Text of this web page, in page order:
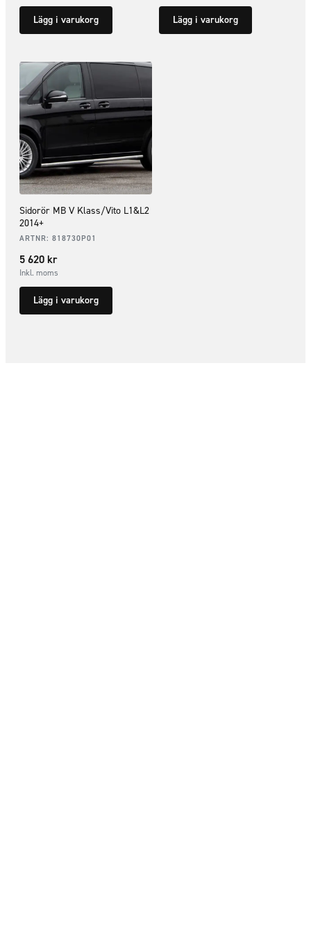
Lägg i varukorg Lägg i varukorg
Sidorör MB V Klass/Vito L1&L2
2014+
ARTNR: 818730P01
5 620 kr
Inkl. moms
Lägg i varukorg